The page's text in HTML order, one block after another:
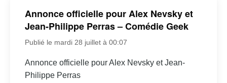
Annonce officielle pour Alex Nevsky et
Jean-Philippe Perras – Comédie Geek
Publié le mardi 28 juillet à 00:07
Annonce officielle pour Alex Nevsky et Jean-
Philippe Perras